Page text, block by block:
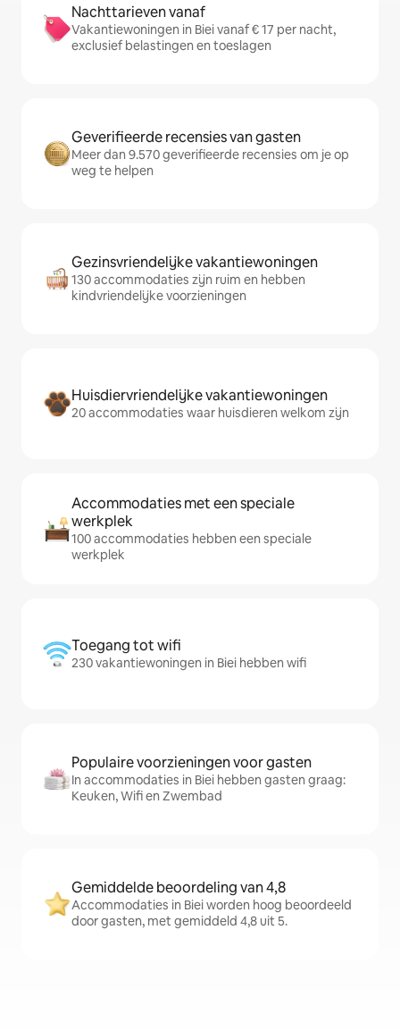
Nachttarieven vanaf
Vakantiewoningen in Biei vanaf € 17 per nacht,
exclusief belastingen en toeslagen
Geverifieerde recensies van gasten
Meer dan 9.570 geverifieerde recensies om je op
weg te helpen
Gezinsvriendelijke vakantiewoningen
130 accommodaties zijn ruim en hebben
kindvriendelijke voorzieningen
Huisdiervriendelijke vakantiewoningen
20 accommodaties waar huisdieren welkom zijn
Accommodaties met een speciale
werkplek
100 accommodaties hebben een speciale
werkplek
Toegang tot wifi
230 vakantiewoningen in Biei hebben wifi
Populaire voorzieningen voor gasten
In accommodaties in Biei hebben gasten graag:
Keuken, Wifi en Zwembad
Gemiddelde beoordeling van 4,8
Accommodaties in Biei worden hoog beoordeeld
door gasten, met gemiddeld 4,8 uit 5.